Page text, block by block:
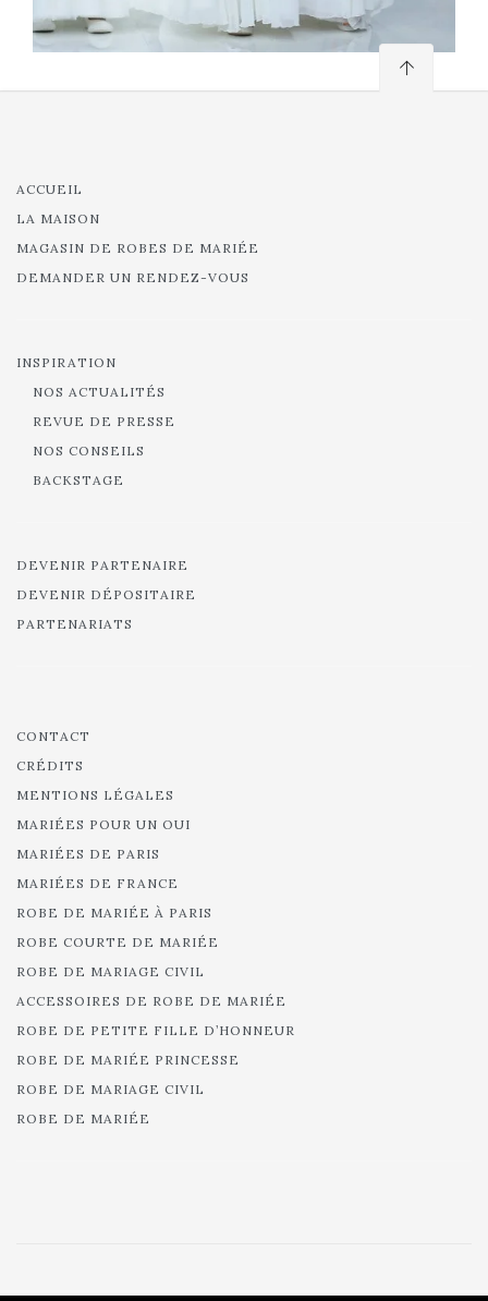
ACCUEIL
LA MAISON
MAGASIN DE ROBES DE MARIÉE
DEMANDER UN RENDEZ-VOUS
INSPIRATION
NOS ACTUALITÉS
REVUE DE PRESSE
NOS CONSEILS
BACKSTAGE
DEVENIR PARTENAIRE
DEVENIR DÉPOSITAIRE
PARTENARIATS
CONTACT
CRÉDITS
MENTIONS LÉGALES
MARIÉES POUR UN OUI
MARIÉES DE PARIS
MARIÉES DE FRANCE
ROBE DE MARIÉE À PARIS
ROBE COURTE DE MARIÉE
ROBE DE MARIAGE CIVIL
ACCESSOIRES DE ROBE DE MARIÉE
ROBE DE PETITE FILLE D’HONNEUR
ROBE DE MARIÉE PRINCESSE
ROBE DE MARIAGE CIVIL
ROBE DE MARIÉE